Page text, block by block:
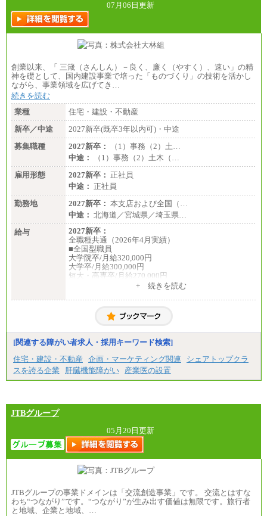
07月06日更新
創業以来、「 三箴（さんしん）－良く、廉く（やすく）、速い」の精
神を礎として、国内建設事業で培った「ものづくり」の技術を活かし
ながら、事業領域を広げてき…
続きを読む
業種
住宅・建設・不動産
新卒／中途
2027新卒(既卒3年以内可)・中途
募集職種
2027新卒：
（1）事務（2）土…
中途：
（1）事務（2）土木（…
雇用形態
2027新卒： 正社員
中途： 正社員
勤務地
2027新卒： 本支店および全国（…
中途： 北海道／宮城県／埼玉県…
給与
2027新卒：
全職種共通（2026年4月実績）
■全国型職員
大学院卒/月給320,000円
大学卒/月給300,000円
短大・高専卒/月給270,000円
大学院卒/月給256,000円～288,000円
大学卒/月給240,000円～270,000円
短大・高専卒/月給216,000円～243,000円
■特定職員※
大学院卒/月給234,000円～263,000円
大学卒/月給219,000円～246,000円
短大・高専卒/月給197,000円～222,000円
※拠点型職員、特定職員の給与は、生活の拠点が定
全職種共通
月給制
226,600円～390,100円（勤務地域等により異なりま
す）
・ご経験やスキルを考慮し、選考の中で決定いたし
ます。
+ 続きを読む
[関連する障がい者求人・採用キーワード検索]
住宅・建設・不動産
企画・マーケティング関連
シェアトップクラ
スを誇る企業
肝臓機能障がい 産業医の設置
JTBグループ
05月20日更新
JTBグループの事業ドメインは「交流創造事業」です。 交流とはすな
わち“つながり”です。“つながり”が生み出す価値は無限です。旅行者
と地域、企業と地域、…